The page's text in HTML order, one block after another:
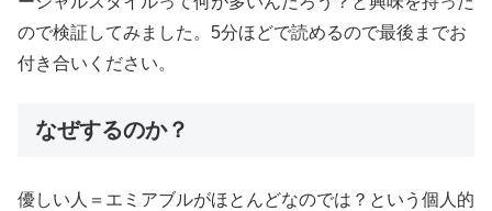
ので検証してみました。5分ほどで読めるので最後までお
付き合いください。
なぜするのか？
優しい人＝エミアブルがほとんどなのでは？という個人的